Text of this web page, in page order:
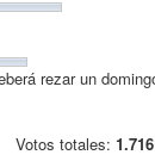
rezar un
Votos totales: 1.716